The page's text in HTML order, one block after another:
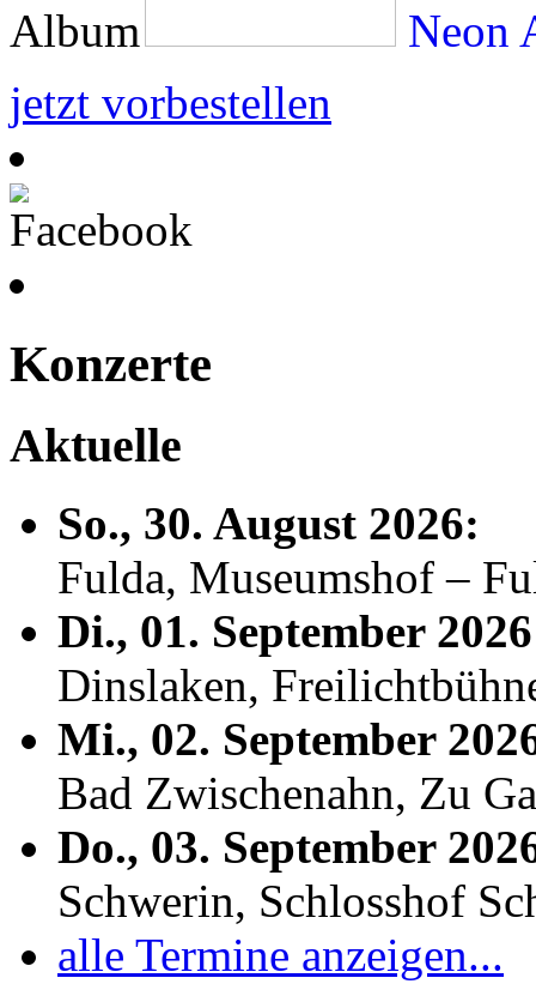
Neon
jetzt vorbestellen
Konzerte
Aktuelle
So., 30. August 2026:
Fulda, Museumshof –
Di., 01. September
Dinslaken,
Mi., 02. September
Bad Zwischenahn, Zu
Do., 03. September
Schwerin, Schlosshof
alle Termine anzeigen...